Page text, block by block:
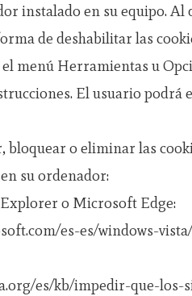
instalado en su equipo.
de deshabilitar las
el menú Herramientas u
El usuario podrá
bloquear o eliminar las
su ordenador:
o Microsoft Edge:
es-es/windows-
es/kb/impedir-que-los-